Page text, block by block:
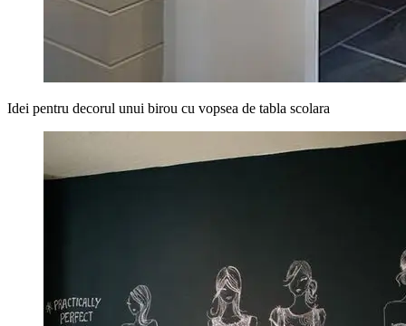
Idei pentru decorul unui birou cu vopsea de tabla scolara